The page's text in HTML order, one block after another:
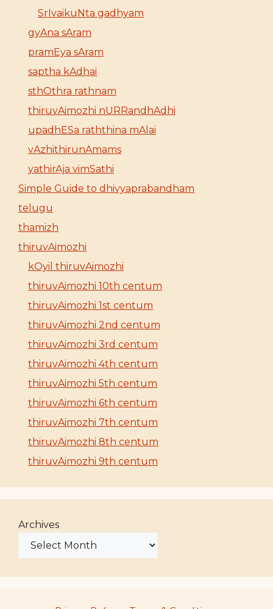
SrIvaikuNta gadhyam
gyAna sAram
pramEya sAram
saptha kAdhai
sthOthra rathnam
thiruvAimozhi nURRandhAdhi
upadhESa raththina mAlai
vAzhithirunAmams
yathirAja vimSathi
Simple Guide to dhivyaprabandham
telugu
thamizh
thiruvAimozhi
kOyil thiruvAimozhi
thiruvAimozhi 10th centum
thiruvAimozhi 1st centum
thiruvAimozhi 2nd centum
thiruvAimozhi 3rd centum
thiruvAimozhi 4th centum
thiruvAimozhi 5th centum
thiruvAimozhi 6th centum
thiruvAimozhi 7th centum
thiruvAimozhi 8th centum
thiruvAimozhi 9th centum
Archives